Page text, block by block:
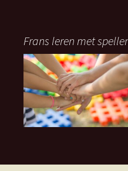
Frans leren met